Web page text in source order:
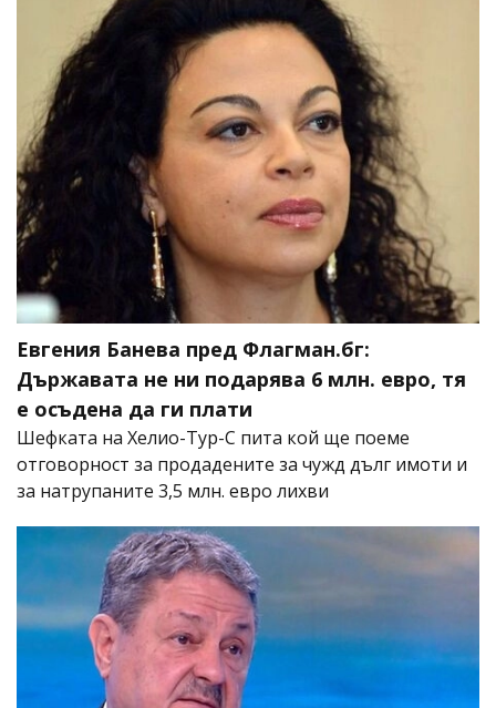
Евгения Банева пред Флагман.бг:
Държавата не ни подарява 6 млн. евро, тя
е осъдена да ги плати
Шефката на Хелио-Тур-С пита кой ще поеме
отговорност за продадените за чужд дълг имоти и
за натрупаните 3,5 млн. евро лихви